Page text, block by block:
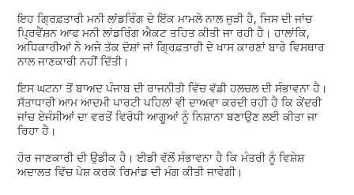
ਇਹ ਗ੍ਰਿਫ਼ਤਾਰੀ ਮਨੀ ਲਾਂਡਰਿੰਗ ਦੇ ਇੱਕ ਮਾਮਲੇ ਨਾਲ ਜੁੜੀ ਹੈ, ਜਿਸ ਦੀ ਜਾਂਚ
ਪ੍ਰਿਵੈਂਸ਼ਨ ਆਫ ਮਨੀ ਲਾਂਡਰਿੰਗ ਐਕਟ ਤਹਿਤ ਕੀਤੀ ਜਾ ਰਹੀ ਹੈ। ਹਾਲਾਂਕਿ,
ਅਧਿਕਾਰੀਆਂ ਨੇ ਅਜੇ ਤੱਕ ਦੋਸ਼ਾਂ ਜਾਂ ਗ੍ਰਿਫ਼ਤਾਰੀ ਦੇ ਖਾਸ ਕਾਰਣਾਂ ਬਾਰੇ ਵਿਸਥਾਰ
ਨਾਲ ਜਾਣਕਾਰੀ ਨਹੀਂ ਦਿੱਤੀ।
ਇਸ ਘਟਨਾ ਤੋਂ ਬਾਅਦ ਪੰਜਾਬ ਦੀ ਰਾਜਨੀਤੀ ਵਿੱਚ ਵੱਡੀ ਹਲਚਲ ਦੀ ਸੰਭਾਵਨਾ ਹੈ।
ਸੱਤਾਧਾਰੀ ਆਮ ਆਦਮੀ ਪਾਰਟੀ ਪਹਿਲਾਂ ਵੀ ਦਾਅਵਾ ਕਰਦੀ ਰਹੀ ਹੈ ਕਿ ਕੇਂਦਰੀ
ਜਾਂਚ ਏਜੰਸੀਆਂ ਦਾ ਵਰਤੋਂ ਵਿਰੋਧੀ ਆਗੂਆਂ ਨੂੰ ਨਿਸ਼ਾਨਾ ਬਣਾਉਣ ਲਈ ਕੀਤਾ ਜਾ
ਰਿਹਾ ਹੈ।
ਹੋਰ ਜਾਣਕਾਰੀ ਦੀ ਉਡੀਕ ਹੈ। ਈਡੀ ਵੱਲੋਂ ਸੰਭਾਵਨਾ ਹੈ ਕਿ ਮੰਤਰੀ ਨੂੰ ਵਿਸ਼ੇਸ਼
ਅਦਾਲਤ ਵਿੱਚ ਪੇਸ਼ ਕਰਕੇ ਰਿਮਾਂਡ ਦੀ ਮੰਗ ਕੀਤੀ ਜਾਵੇਗੀ।